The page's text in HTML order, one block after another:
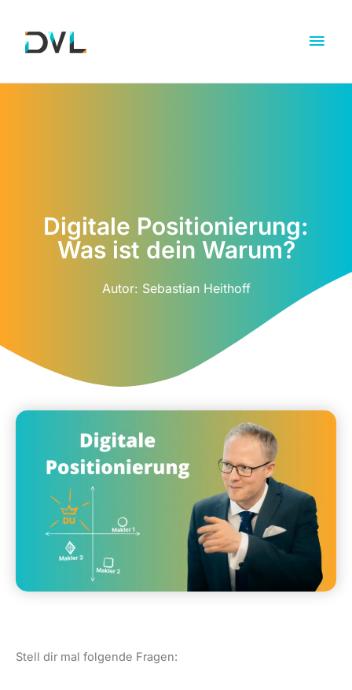
Digitale Positionierung:
Was ist dein Warum?
Autor: Sebastian Heithoff
Stell dir mal folgende Fragen: